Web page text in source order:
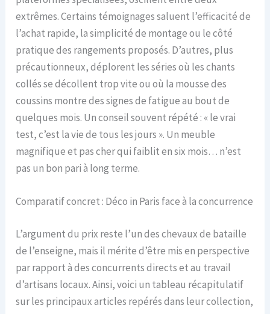
extrêmes. Certains témoignages saluent l’efficacité de
l’achat rapide, la simplicité de montage ou le côté
pratique des rangements proposés. D’autres, plus
précautionneux, déplorent les séries où les chants
collés se décollent trop vite ou où la mousse des
coussins montre des signes de fatigue au bout de
quelques mois. Un conseil souvent répété : « le vrai
test, c’est la vie de tous les jours ». Un meuble
magnifique et pas cher qui faiblit en six mois… n’est
pas un bon pari à long terme.
Comparatif concret : Déco in Paris face à la concurrence
L’argument du prix reste l’un des chevaux de bataille
de l’enseigne, mais il mérite d’être mis en perspective
par rapport à des concurrents directs et au travail
d’artisans locaux. Ainsi, voici un tableau récapitulatif
sur les principaux articles repérés dans leur collection,